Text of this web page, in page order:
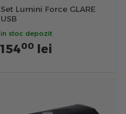
Set Lumini Force GLARE
USB
in stoc depozit
15400 lei